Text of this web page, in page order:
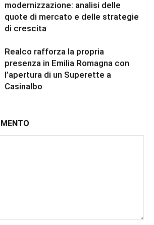
modernizzazione: analisi delle
quote di mercato e delle strategie
di crescita
Realco rafforza la propria
presenza in Emilia Romagna con
l’apertura di un Superette a
Casinalbo